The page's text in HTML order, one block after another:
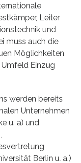
Leiter
und
muss auch die
Möglichkeiten
Einzug
werden bereits
Unternehmen
u. a) und
Berlin u. a.)